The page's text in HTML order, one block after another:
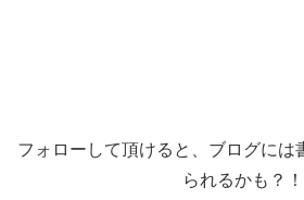
フォローして頂けると、ブログには
られるかも？！